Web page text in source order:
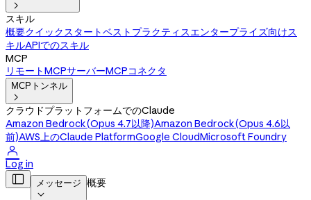

スキル
概要クイックスタートベストプラクティスエンタープライズ向けス
キルAPIでのスキル
MCP
リモートMCPサーバーMCPコネクタ
MCPトンネル

クラウドプラットフォームでのClaude
Amazon Bedrock(Opus 4.7以降)Amazon Bedrock(Opus 4.6以
前)AWS上のClaude PlatformGoogle CloudMicrosoft Foundry

Log in
 メッセージ

概要